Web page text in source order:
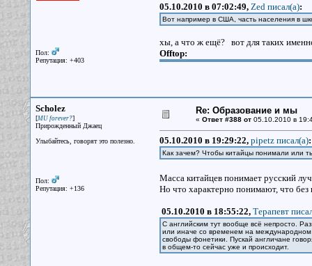
Пол:
Репутация: +403
05.10.2010 в 07:02:49, Zed писал(a):
Вот например в США, часть населения в
хы, а что ж ещё? вот для таких
Offtop:
Scholez
[MU forever?]
Прирожденный Джаец
Улыбайтесь, говорят это полезно.
Пол:
Репутация: +136
Re: Образование и мы
« Ответ #388 от05.10.2010 в
05.10.2010 в 19:29:22, pipetz писал(a):
Как зачем? Чтобы китайцы понимали или
Масса китайцев понимает русский
Но что характерно понимают, что
05.10.2010 в 18:55:22, Терапевт
С английским тут вообще всё непросто.
или иначе со временем на международном
свободы фонетики. Пускай англичане
в общем-то сейчас уже и происходит.